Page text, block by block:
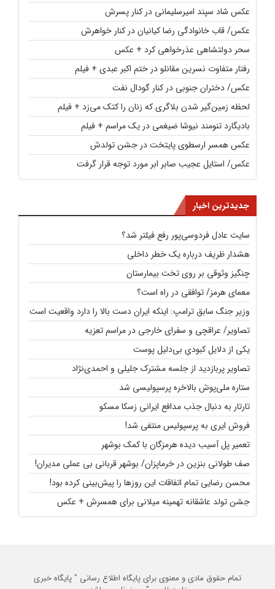
عکس شاد سپند امیرسلیمانی در کنار پسرش
عکس/ قاب خانوادگی رضا کیانیان در کنار خواهرش
سحر دولتشاهی عذرخواهی کرد + عکس
رفتار متفاوت نسرین مقانلو در ختم اکبر عبدی + فیلم
عکس/ دختران جنوبی در کنار گودال نفت
لحظه زمین‌گیر شدن بلاگری که زنان را کتک می‌زد + فیلم
بادیگارد تنومند نیوشا ضیغمی در یک مراسم + فیلم
عکس همسر ارسطوی پایتخت در جشن تولدش
عکس/ استایل عجیب صابر ابر مورد توجه قرار گرفت
جدیدترین اخبار
سایت عادل فردوسی‌پور رفع فیلتر شد؟
هشدار ظریف درباره یک خطر داخلی
چنگیز وثوقی بر روی تخت بیمارستان
معمای هرمز/ توافقی در راه است؟
وزیر جنگ سابق ترامپ: اینکه ایران دست بالا را دارد واقعیت است
تصاویر/ عراقچی و سفرای خارجی در مراسم تعزیه
یکی از دلایل کبودیِ بی‌دلیل پوست
تصاویر پربازدید از جلسه مشترک جلیلی و احمدی‌نژاد
ستاره ملی‌پوش بالاخره پرسپولیسی شد
تارتار به دنبال جذب مدافع ایرانی زسکا مسکو
فروش ایری به پرسپولیس منتفی شد!
تعمیر پل آسیب دیده هرمزگان با کمک بوشهر
صف طولانی بنزین در خرماپزان/ بوشهر قربانی بی عملی مدیران!
محسن رضایی تمام اتفاقات این روزها را پیش‌بینی کرده بود!
جشن تولد عاشقانه تهمینه میلانی برای همسرش + عکس
تمام حقوق مادی و معنوی برای پایگاه اطلاع رسانی " پایگاه خبری